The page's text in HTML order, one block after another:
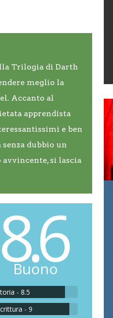
Trilogia di Darth
meglio la
Accanto al
apprendista
e ben
dubbio un
si lascia
8.6
Buono
- 8.5
- 9